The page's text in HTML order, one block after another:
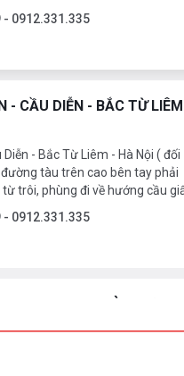
- 0912.331.335
- CẦU DIỄN - BẮC TỪ
- Bắc Từ Liêm - Hà Nội ( đối
tàu trên cao bên tay phải
trôi, phùng đi về hướng cầu
- 0912.331.335
- ĐẠI LA - HAI BÀ TRƯNG -